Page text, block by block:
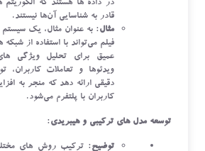
قادر به شناسایی آن‌ها نیستند.
مثال: به عنوان مثال، یک
فیلم می‌تواند با استفاده از
عمیق برای تحلیل ویژگی
ویدئوها و تعاملات کاربران،
دقیقی ارائه دهد که منجر به
کاربران با پلتفرم می‌شود.
توسعه مدل ‌های ترکیبی و هیبریدی:
توضیح: ترکیب روش ‌های